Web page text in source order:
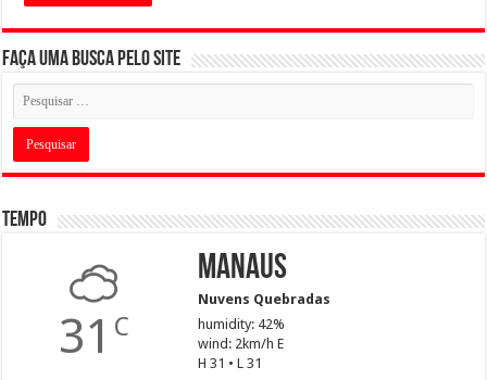
Faça uma busca pelo Site
Tempo
31 C
Manaus
Nuvens Quebradas
humidity: 42%
wind: 2km/h E
H 31 • L 31